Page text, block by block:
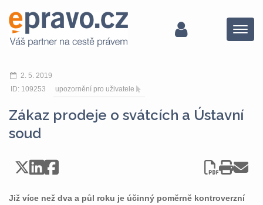
Menu
2. 5. 2019
ID: 109253
upozornění pro uživatele
Zákaz prodeje o svátcích a Ústavní
soud
Již více než dva a půl roku je účinný poměrně kontroverzní